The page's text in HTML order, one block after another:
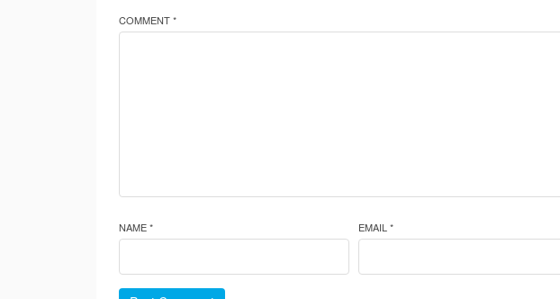
COMMENT *
NAME * EMAIL *